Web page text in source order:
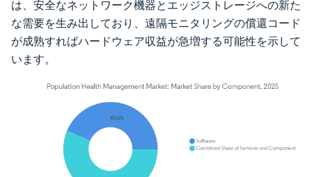
は、安全なネットワーク機器とエッジストレージへの新た
な需要を生み出しており、遠隔モニタリングの償還コード
が成熟すればハードウェア収益が急増する可能性を示して
います。